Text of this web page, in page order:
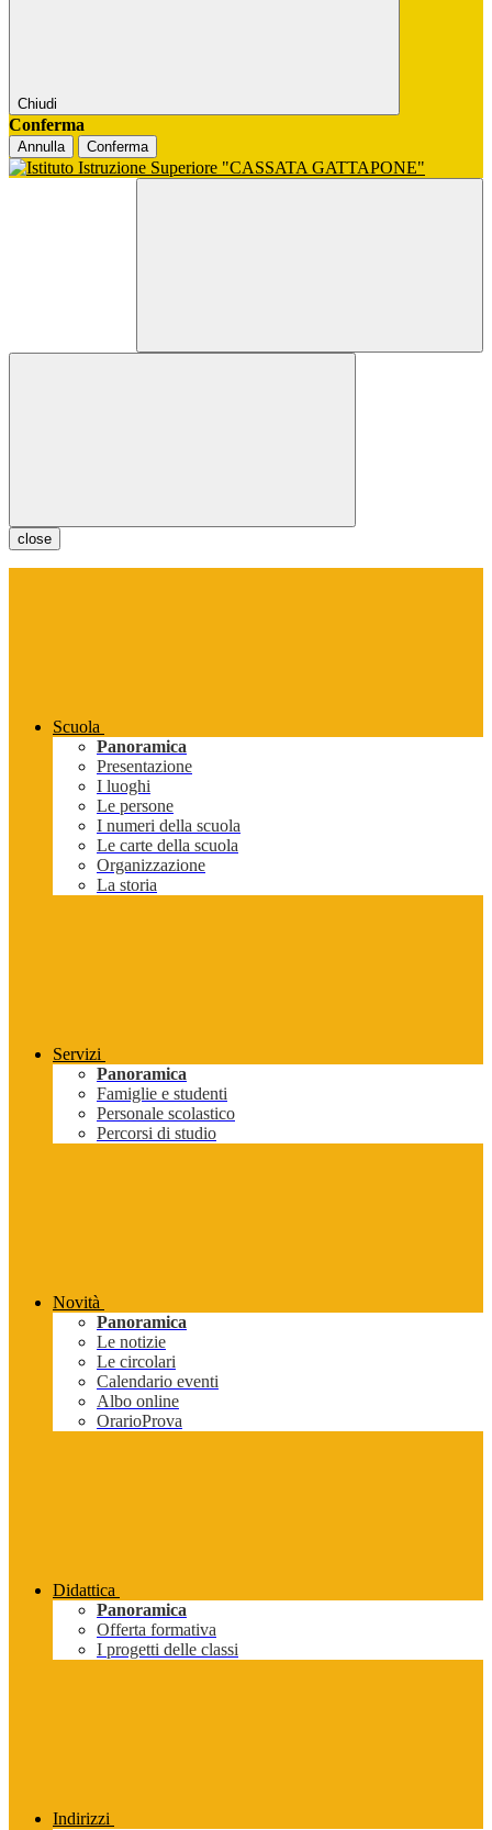
Chiudi
Conferma
Annulla Conferma
close
Scuola
Panoramica
Presentazione
I luoghi
Le persone
I numeri della scuola
Le carte della scuola
Organizzazione
La storia
Servizi
Panoramica
Famiglie e studenti
Personale scolastico
Percorsi di studio
Novità
Panoramica
Le notizie
Le circolari
Calendario eventi
Albo online
OrarioProva
Didattica
Panoramica
Offerta formativa
I progetti delle classi
Indirizzi